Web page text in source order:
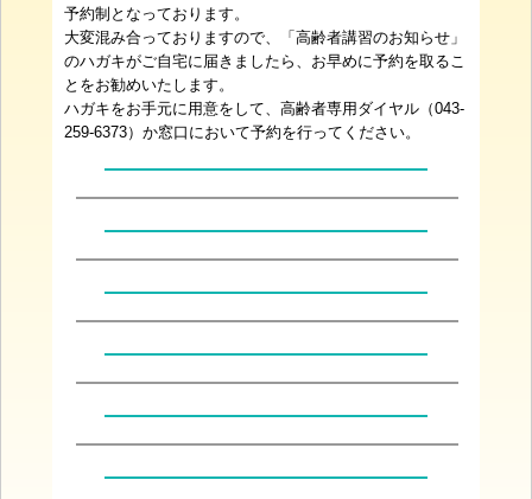
予約制となっております。
大変混み合っておりますので、「高齢者講習のお知らせ」
のハガキがご自宅に届きましたら、お早めに予約を取るこ
とをお勧めいたします。
ハガキをお手元に用意をして、高齢者専用ダイヤル（043-
259-6373）か窓口において予約を行ってください。